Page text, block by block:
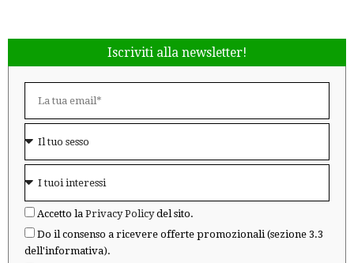
Iscriviti alla newsletter!
Accetto la Privacy Policydel sito.
Do il consenso a ricevere offerte promozionali (sezione 3.3
dell'informativa).